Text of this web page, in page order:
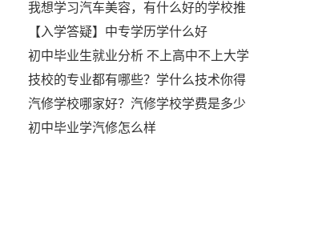
我想学习汽车美容，有什么好的学校推
【入学答疑】中专学历学什么好
初中毕业生就业分析 不上高中不上大学
技校的专业都有哪些？学什么技术你得
汽修学校哪家好？汽修学校学费是多少
初中毕业学汽修怎么样